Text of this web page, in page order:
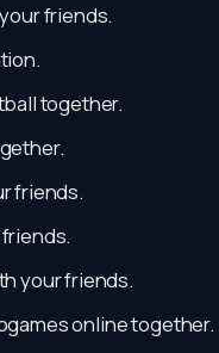
friends.
together.
friends.
your friends.
online together.